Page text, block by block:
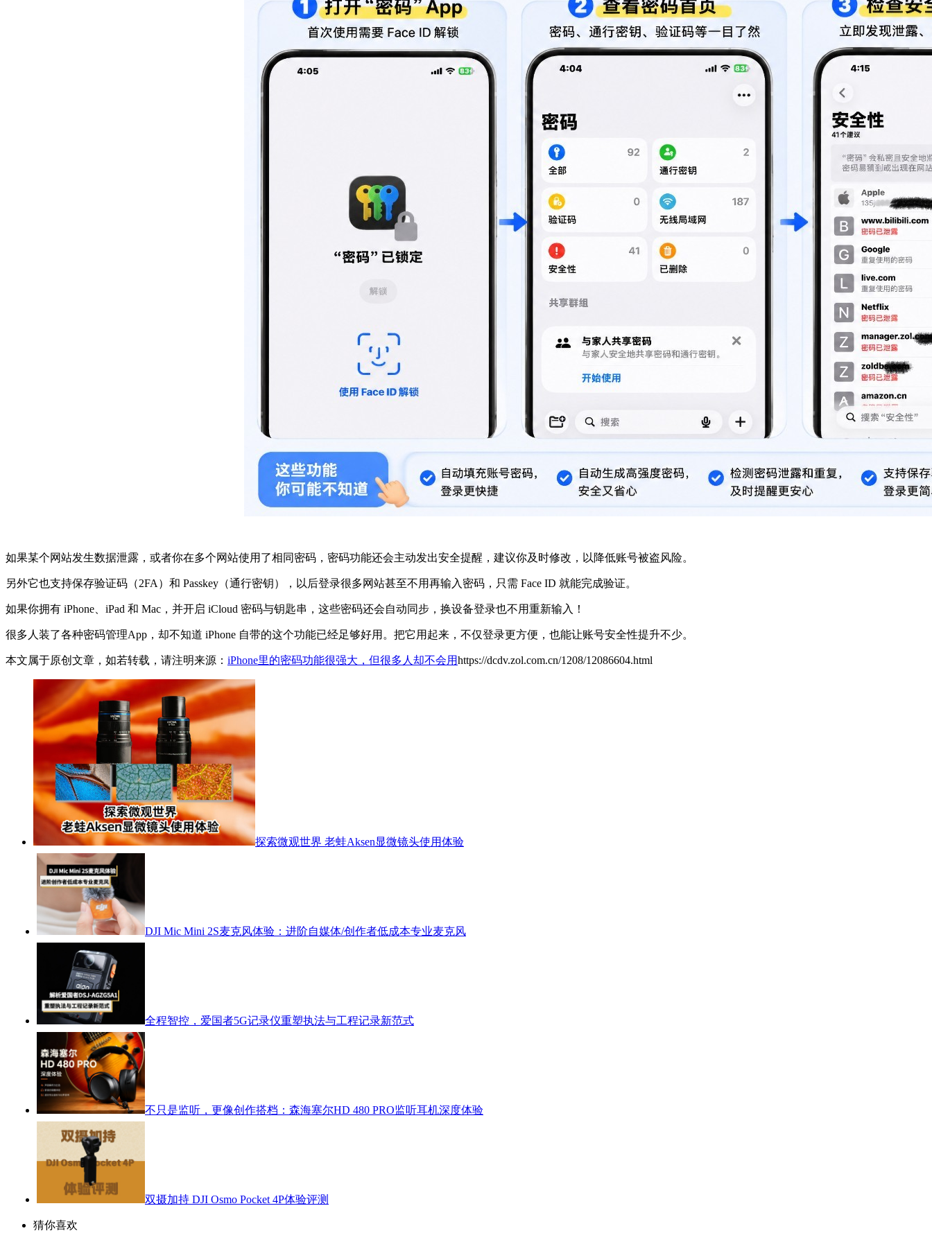
如果某个网站发生数据泄露，或者你在多个网站使用了相同密码，密码功能还会主动发出安全提醒，建议你及时修改，以降低账号被盗风险。
另外它也支持保存验证码（2FA）和 Passkey（通行密钥），以后登录很多网站甚至不用再输入密码，只需 Face ID 就能完成验证。
如果你拥有 iPhone、iPad 和 Mac，并开启 iCloud 密码与钥匙串，这些密码还会自动同步，换设备登录也不用重新输入！
很多人装了各种密码管理App，却不知道 iPhone 自带的这个功能已经足够好用。把它用起来，不仅登录更方便，也能让账号安全性提升不少。
本文属于原创文章，如若转载，请注明来源： iPhone里的密码功能很强大，但很多人却不会用https://dcdv.zol.com.cn/1208/12086604.html
探索微观世界 老蛙Aksen显微镜头使用体验
DJI Mic Mini 2S麦克风体验：进阶自媒体/创作者低成本专业麦克风
全程智控，爱国者5G记录仪重塑执法与工程记录新范式
不只是监听，更像创作搭档：森海塞尔HD 480 PRO监听耳机深度体验
双摄加持 DJI Osmo Pocket 4P体验评测
猜你喜欢